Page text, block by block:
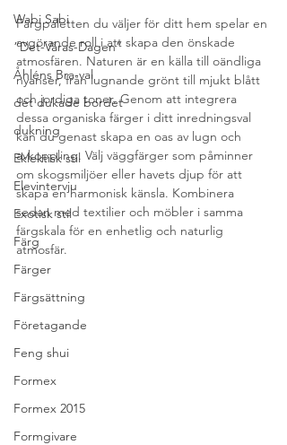
Wabi Sabi
”Det-Våras-Dagen”
Åhléns Bra-val
det dukade bordet
dukning
Eklektisk stil
Elevintervju
Exotisk stil
Färg
Färger
Färgsättning
Företagande
Feng shui
Formex
Formex 2015
Formgivare
Färgpaletten du väljer för ditt hem spelar en
avgörande roll i att skapa den önskade
atmosfären. Naturen är en källa till oändliga
nyanser, från lugnande grönt till mjukt blått
och jordiga toner. Genom att integrera
dessa organiska färger i ditt inredningsval
kan du genast skapa en oas av lugn och
avkoppling. Välj väggfärger som påminner
om skogsmiljöer eller havets djup för att
skapa en harmonisk känsla. Kombinera
sedan med textilier och möbler i samma
färgskala för en enhetlig och naturlig
atmosfär.